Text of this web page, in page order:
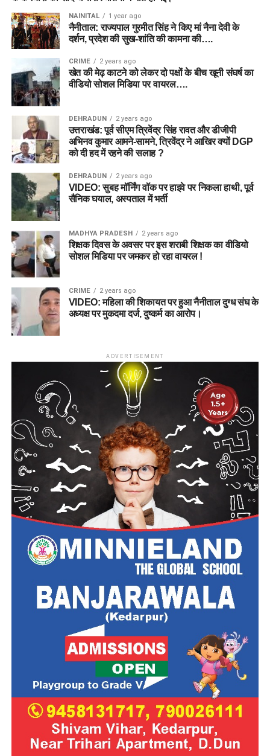
NAINITAL 1 year ago
नैनीताल: राज्यपाल गुरमीत सिंह ने किए मां नैना देवी के
दर्शन, प्रदेश की सुख-शांति की कामना की….
CRIME 2 years ago
खेत की मेढ़ काटने को लेकर दो पक्षों के बीच खूनी संघर्ष का
वीडियो सोशल मिडिया पर वायरल….
DEHRADUN 2 years ago
उत्तराखंड: पूर्व सीएम त्रिवेंद्र सिंह रावत और डीजीपी
अभिनव कुमार आमने-सामने, त्रिवेंद्र ने आखिर क्यों DGP
को दी हद में रहने की सलाह ?
DEHRADUN 2 years ago
VIDEO: सुबह मॉर्निंग वॉक पर हाइवे पर निकला हाथी, पूर्व
सैनिक घयाल, अस्पताल में भर्ती
MADHYA PRADESH 2 years ago
शिक्षक दिवस के अवसर पर इस शराबी शिक्षक का वीडियो
सोशल मिडिया पर जमकर हो रहा वायरल !
CRIME 2 years ago
VIDEO: महिला की शिकायत पर हुआ नैनीताल दुग्ध संघ के
अध्यक्ष पर मुकदमा दर्ज, दुष्कर्म का आरोप।
ADVERTISEMENT